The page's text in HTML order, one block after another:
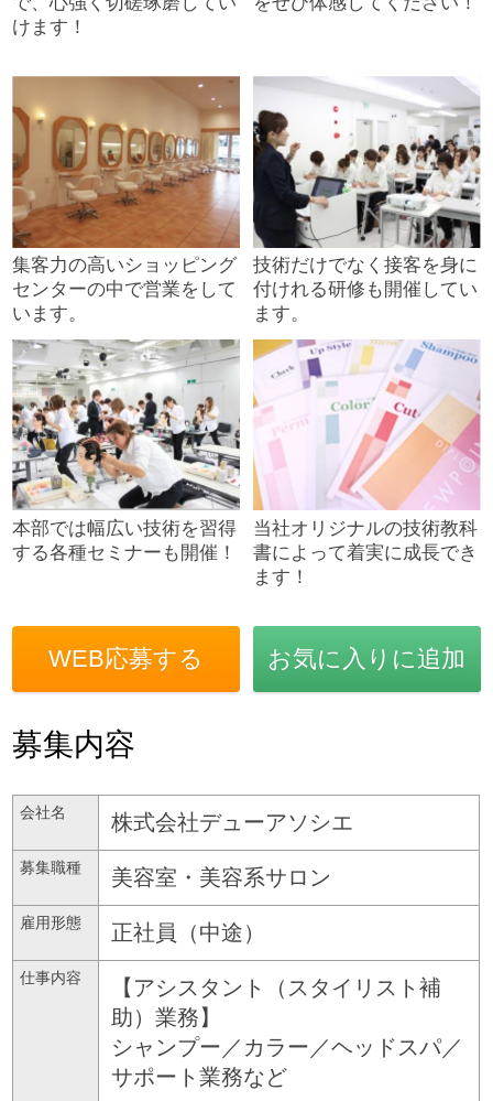
けます！
集客力の高いショッピング
センターの中で営業をして
います。
技術だけでなく接客を身に
付けれる研修も開催してい
ます。
本部では幅広い技術を習得
する各種セミナーも開催！
当社オリジナルの技術教科
書によって着実に成長でき
ます！
WEB応募する お気に入りに追加
募集内容
会社名 株式会社デューアソシエ
募集職種 美容室・美容系サロン
雇用形態 正社員（中途）
仕事内容
【アシスタント（スタイリスト補
助）業務】
シャンプー／カラー／ヘッドスパ／
サポート業務など